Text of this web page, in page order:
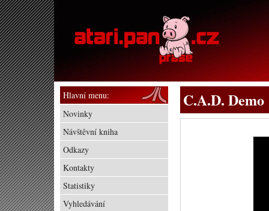
C.A.D. Demo
Hlavní menu:
Novinky
Návštěvní kniha
Odkazy
Kontakty
Statistiky
Vyhledávání